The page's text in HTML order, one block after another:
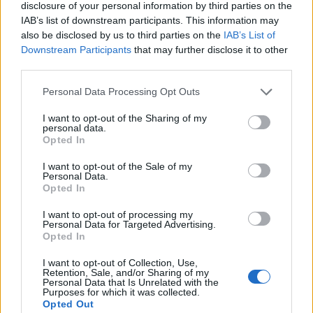
disclosure of your personal information by third parties on the
IAB’s list of downstream participants. This information may
also be disclosed by us to third parties on the IAB’s List of
Downstream Participants that may further disclose it to other
Personal Data Processing Opt Outs
I want to opt-out of the Sharing of my
personal data.
Opted In
I want to opt-out of the Sale of my
Personal Data.
Opted In
I want to opt-out of processing my
Personal Data for Targeted Advertising.
Opted In
I want to opt-out of Collection, Use,
Retention, Sale, and/or Sharing of my
Personal Data that Is Unrelated with the
Purposes for which it was collected.
Opted Out
Sis equips en tres punts de distància a
falta de set jornades
març 27, 2026
3ª Catalana
Situació innèdita: vuit equips amb tan sols
març 6, 2026
3ª Catalana
Set i partit per al Godall que suma la seua
DEIXA UNA RESPOSTA